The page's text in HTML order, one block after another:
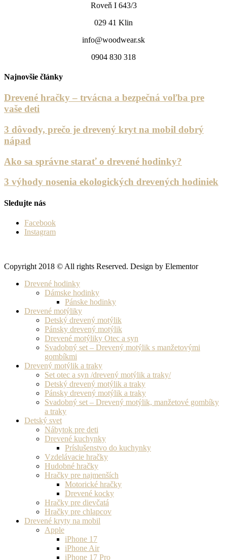
Roveň I 643/3
029 41 Klin
info@woodwear.sk
0904 830 318
Najnovšie články
Drevené hračky – trvácna a bezpečná voľba pre
vaše deti
3 dôvody, prečo je drevený kryt na mobil dobrý
nápad
Ako sa správne starať o drevené hodinky?
3 výhody nosenia ekologických drevených hodiniek
Sledujte nás
Facebook
Instagram
Copyright 2018 © All rights Reserved. Design by Elementor
Drevené hodinky
Dámske hodinky
Pánske hodinky
Drevené motýliky
Detský drevený motýlik
Pánsky drevený motýlik
Drevené motýliky Otec a syn
Svadobný set – Drevený motýlik s manžetovými
gombíkmi
Drevený motýlik a traky
Set otec a syn /drevený motýlik a traky/
Detský drevený motýlik a traky
Pánsky drevený motýlik a traky
Svadobný set – Drevený motýlik, manžetové gombíky
a traky
Detský svet
Nábytok pre deti
Drevené kuchynky
Príslušenstvo do kuchynky
Vzdelávacie hračky
Hudobné hračky
Hračky pre najmenších
Motorické hračky
Drevené kocky
Hračky pre dievčatá
Hračky pre chlapcov
Drevené kryty na mobil
Apple
iPhone 17
iPhone Air
iPhone 17 Pro